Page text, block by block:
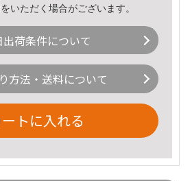
いただく場合がございます。
出荷条件について
方法・送料について
トに入れる